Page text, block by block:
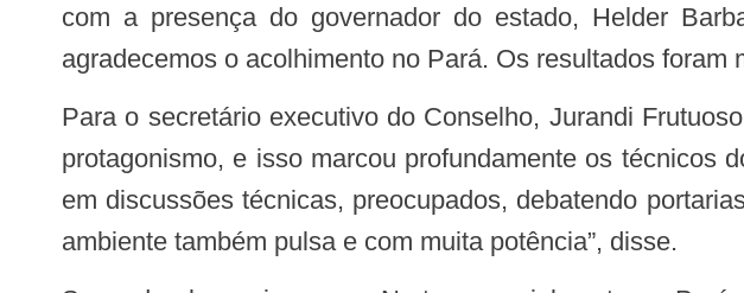
com a presença do governador do estado, Helder
agradecemos o acolhimento no Pará. Os resultados foram
Para o secretário executivo do Conselho, Jurandi Frutuoso, foi a primeira vez em que o Norte se apresentou com tanta força e
protagonismo, e isso marcou profundamente os técnicos
em discussões técnicas, preocupados, debatendo
ambiente também pulsa e com muita potência”, disse.